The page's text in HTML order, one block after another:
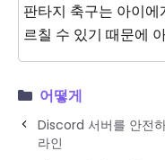
판타지 축구는 아이
르칠 수 있기 때문에
어떻게
Discord 서버를 안전
라인